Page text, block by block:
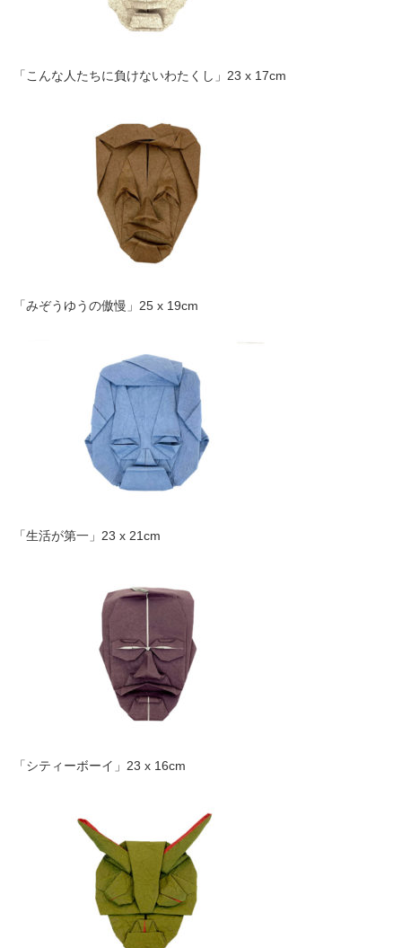
「こんな人たちに負けないわたくし」23 x 17cm
「みぞうゆうの傲慢」25 x 19cm
「生活が第一」23 x 21cm
「シティーボーイ」23 x 16cm